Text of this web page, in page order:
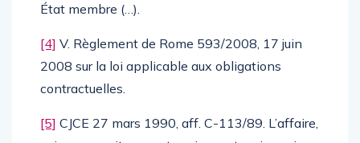
État membre (…).
[4] V. Règlement de Rome 593/2008, 17 juin
2008 sur la loi applicable aux obligations
contractuelles.
[5] CJCE 27 mars 1990, aff. C-113/89. L’affaire,